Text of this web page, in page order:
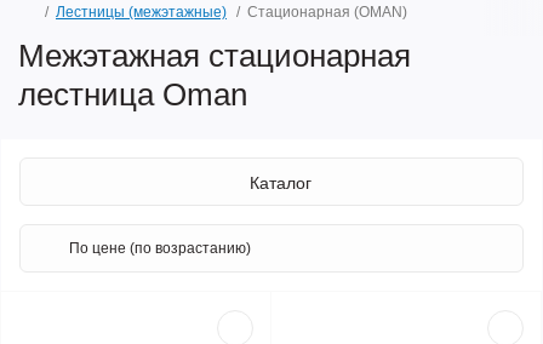
Лестницы (межэтажные) Стационарная (OMAN)
Межэтажная стационарная
лестница Oman
Каталог